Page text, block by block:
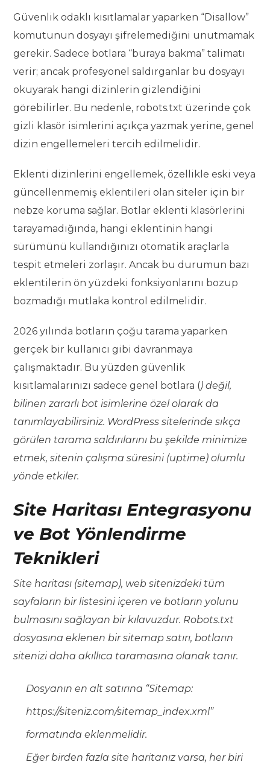
Güvenlik odaklı kısıtlamalar yaparken “Disallow”
komutunun dosyayı şifrelemediğini unutmamak
gerekir. Sadece botlara “buraya bakma” talimatı
verir; ancak profesyonel saldırganlar bu dosyayı
okuyarak hangi dizinlerin gizlendiğini
görebilirler. Bu nedenle, robots.txt üzerinde çok
gizli klasör isimlerini açıkça yazmak yerine, genel
dizin engellemeleri tercih edilmelidir.
Eklenti dizinlerini engellemek, özellikle eski veya
güncellenmemiş eklentileri olan siteler için bir
nebze koruma sağlar. Botlar eklenti klasörlerini
tarayamadığında, hangi eklentinin hangi
sürümünü kullandığınızı otomatik araçlarla
tespit etmeleri zorlaşır. Ancak bu durumun bazı
eklentilerin ön yüzdeki fonksiyonlarını bozup
bozmadığı mutlaka kontrol edilmelidir.
2026 yılında botların çoğu tarama yaparken
gerçek bir kullanıcı gibi davranmaya
çalışmaktadır. Bu yüzden güvenlik
kısıtlamalarınızı sadece genel botlara () değil,
bilinen zararlı bot isimlerine özel olarak da
tanımlayabilirsiniz. WordPress sitelerinde sıkça
görülen tarama saldırılarını bu şekilde minimize
etmek, sitenin çalışma süresini (uptime) olumlu
yönde etkiler.
Site Haritası Entegrasyonu
ve Bot Yönlendirme
Teknikleri
Site haritası (sitemap), web sitenizdeki tüm
sayfaların bir listesini içeren ve botların yolunu
bulmasını sağlayan bir kılavuzdur. Robots.txt
dosyasına eklenen bir sitemap satırı, botların
sitenizi daha akıllıca taramasına olanak tanır.
Dosyanın en alt satırına “Sitemap:
https://siteniz.com/sitemap_index.xml”
formatında eklenmelidir.
Eğer birden fazla site haritanız varsa, her biri